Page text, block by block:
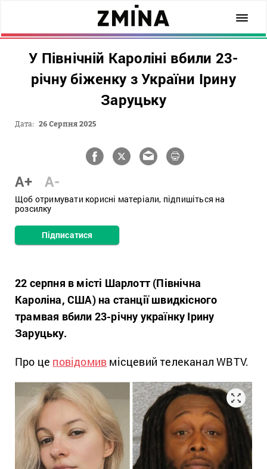
У Північній Кароліні вбили 23-
річну біженку з України Ірину
Заруцьку
Дата: 26 Серпня 2025
A+ A-
Щоб отримувати корисні матеріали, підпишіться на
розсилку
Підписатися
22 серпня в місті Шарлотт (Північна
Кароліна, США) на станції швидкісного
трамвая вбили 23-річну українку Ірину
Заруцьку.
Про це повідомив місцевий телеканал WBTV.